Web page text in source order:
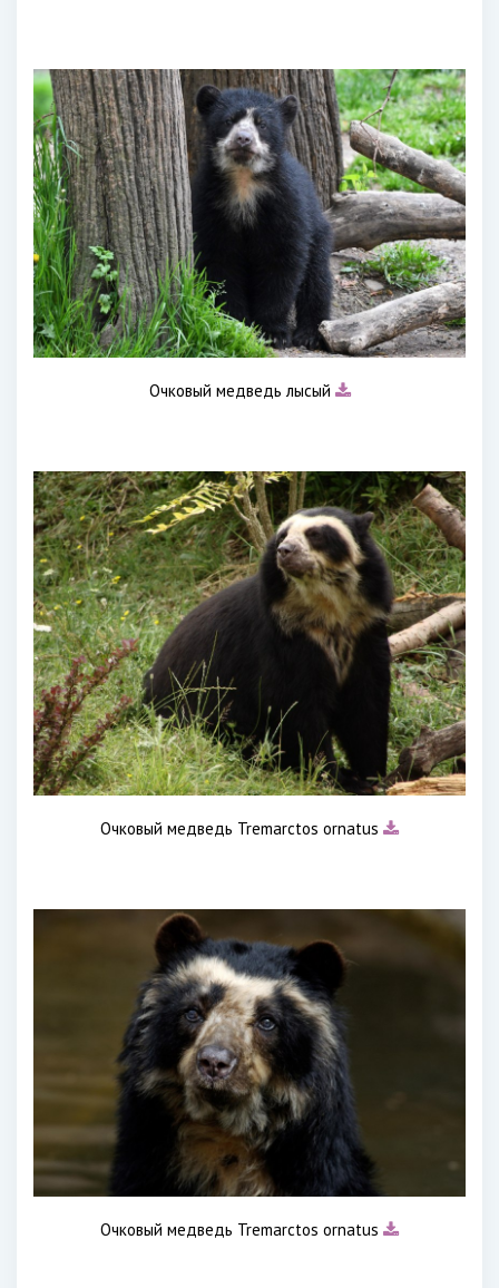
Очковый медведь лысый
Очковый медведь Tremarctos ornatus
Очковый медведь Tremarctos ornatus